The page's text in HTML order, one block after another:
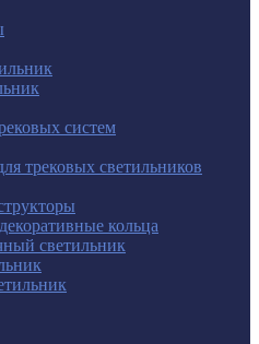
систем
трековых светильников
кольца
светильник